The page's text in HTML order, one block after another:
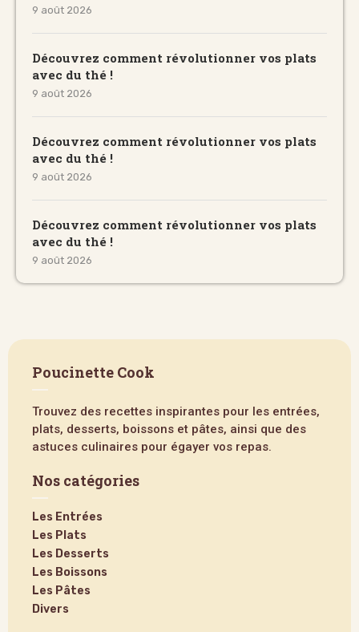
9 août 2026
Découvrez comment révolutionner vos plats
avec du thé !
9 août 2026
Découvrez comment révolutionner vos plats
avec du thé !
9 août 2026
Découvrez comment révolutionner vos plats
avec du thé !
9 août 2026
Poucinette Cook
Trouvez des recettes inspirantes pour les entrées,
plats, desserts, boissons et pâtes, ainsi que des
astuces culinaires pour égayer vos repas.
Nos catégories
Les Entrées
Les Plats
Les Desserts
Les Boissons
Les Pâtes
Divers